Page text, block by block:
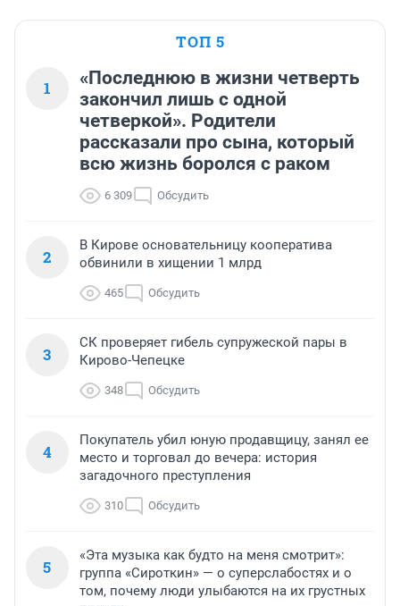
ТОП 5
1
«Последнюю в жизни четверть
закончил лишь с одной
четверкой». Родители
рассказали про сына, который
всю жизнь боролся с раком
6 309 Обсудить
2
В Кирове основательницу кооператива
обвинили в хищении 1 млрд
465 Обсудить
3
СК проверяет гибель супружеской пары в
Кирово-Чепецке
348 Обсудить
4
Покупатель убил юную продавщицу, занял ее
место и торговал до вечера: история
загадочного преступления
310 Обсудить
5
«Эта музыка как будто на меня смотрит»:
группа «Сироткин» — о суперслабостях и о
том, почему люди улыбаются на их грустных